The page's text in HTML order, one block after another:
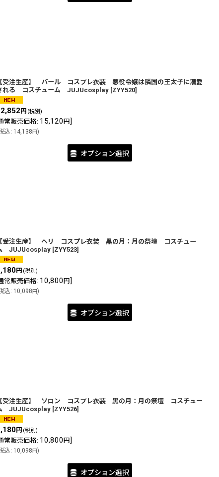
【受注生産】 パール コスプレ衣装 悪役令嬢は隣国の王太子に溺愛
れる コスチューム JUJUcosplay [ZYY520]
円 (税別)
常販売価格: 15,120円]
込: 14,138円)
オプション選択
【受注生産】 ヘリ コスプレ衣装 黒の月：月の祭壇 コスチュー
JUJUcosplay [ZYY523]
円 (税別)
常販売価格: 10,800円]
込: 10,098円)
オプション選択
【受注生産】 ソロン コスプレ衣装 黒の月：月の祭壇 コスチュー
JUJUcosplay [ZYY526]
円 (税別)
常販売価格: 10,800円]
込: 10,098円)
オプション選択